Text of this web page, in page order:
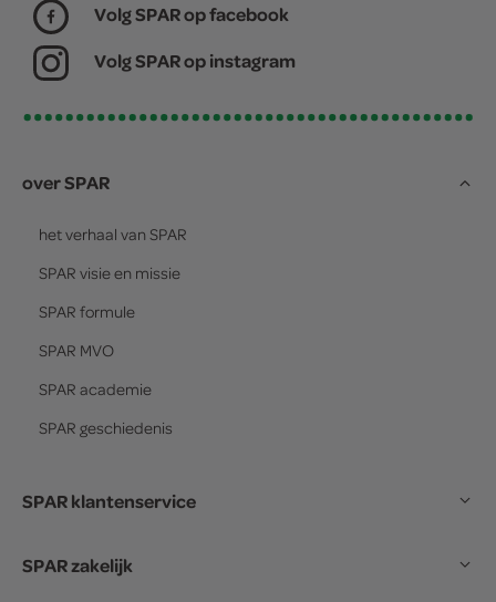
Volg SPAR op facebook
Volg SPAR op instagram
over SPAR
het verhaal van SPAR
SPAR visie en missie
SPAR formule
SPAR MVO
SPAR academie
SPAR geschiedenis
SPAR klantenservice
SPAR zakelijk